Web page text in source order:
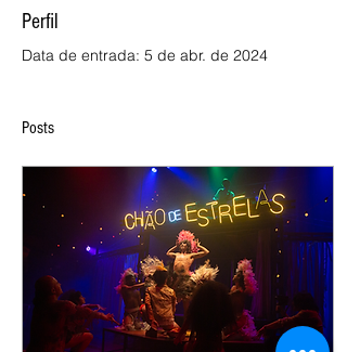
Perfil
Data de entrada: 5 de abr. de 2024
Posts